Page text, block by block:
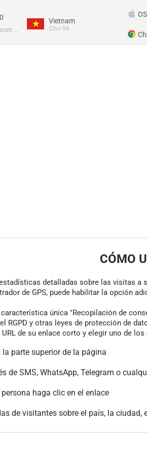
VietNam Post and Telecom Corporation
Vietnam
Chư Sê
CÓMO
detalladas sobre las visitas
de GPS, puede habilitar la opción
única "Recopilación de
RGPD y otras leyes de protección de
de su enlace corto y elegir uno de
parte superior de la página
de SMS, WhatsApp, Telegram o
haga clic en el enlace
de visitantes sobre el país, la ciudad,